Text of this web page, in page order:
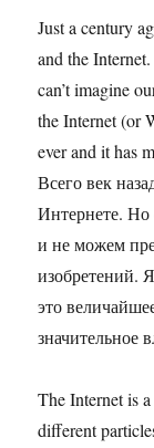
Just a century
and the
can’t imagine
the Internet (or
ever and it has
Всего век
Интернете.
и не можем
изобретений.
это
значительное
The Internet is
different